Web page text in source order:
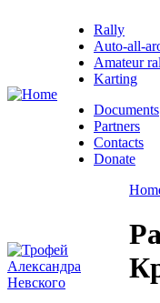
Rally
Auto-all-
Amateur
Karting
Documents
Partners
Contacts
Donate